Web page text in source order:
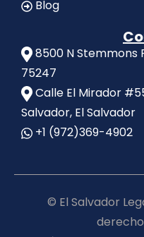
Blog
8500 N Stemmons
75247
Calle El Mirador
Salvador, El Salvador
+1 (972)369-4902
© El Salvador